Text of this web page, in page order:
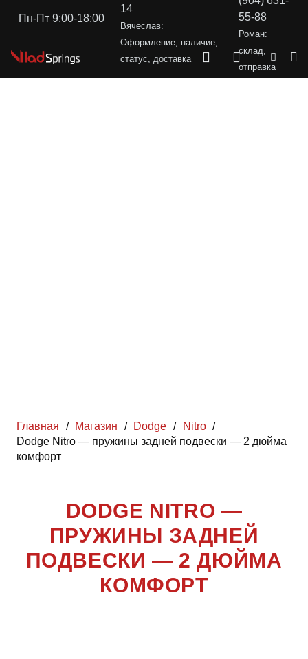
Пн-Пт 9:00-18:00
14
Вячеслав:
Оформление, наличие,
статус, доставка
55-88
Роман:
склад,
отправка
Главная / Магазин / Dodge / Nitro /
Dodge Nitro — пружины задней подвески — 2 дюйма
комфорт
DODGE NITRO —
ПРУЖИНЫ ЗАДНЕЙ
ПОДВЕСКИ — 2 ДЮЙМА
КОМФОРТ